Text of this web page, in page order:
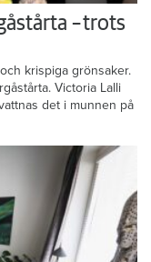
– trots
krispiga grönsaker.
Victoria Lalli
det i munnen på